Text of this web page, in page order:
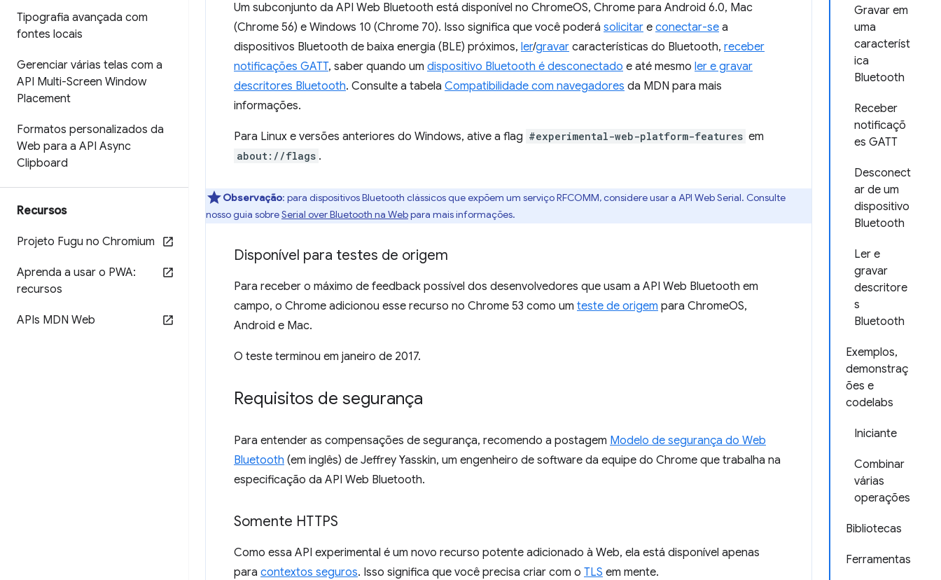
Tipografia avançada com
fontes locais
Gerenciar várias telas com a
API Multi-Screen Window
Placement
Formatos personalizados da
Web para a API Async
Clipboard
Recursos
Projeto Fugu no Chromium
Aprenda a usar o PWA:
recursos
APIs MDN Web
Gravar em
uma
característ
ica
Bluetooth
Receber
notificaçõ
es GATT
Desconect
ar de um
dispositivo
Bluetooth
Ler e
gravar
descritore
s
Bluetooth
Exemplos,
demonstraç
ões e
codelabs
Iniciante
Combinar
várias
operações
Bibliotecas
Ferramentas
Um subconjunto da API Web Bluetooth está disponível no ChromeOS, Chrome para Android 6.0, Mac
(Chrome 56) e Windows 10 (Chrome 70). Isso significa que você poderá solicitar e conectar-se a
dispositivos Bluetooth de baixa energia (BLE) próximos, ler/gravar características do Bluetooth, receber
notificações GATT, saber quando um dispositivo Bluetooth é desconectado e até mesmo ler e gravar
descritores Bluetooth. Consulte a tabela Compatibilidade com navegadores da MDN para mais
informações.
Para Linux e versões anteriores do Windows, ative a flag #experimental-web-platform-features em
about://flags .
Observação: para dispositivos Bluetooth clássicos que expõem um serviço RFCOMM, considere usar a API Web Serial. Consulte
nosso guia sobreSerial over Bluetooth na Webpara mais informações.
Disponível para testes de origem
Para receber o máximo de feedback possível dos desenvolvedores que usam a API Web Bluetooth em
campo, o Chrome adicionou esse recurso no Chrome 53 como um teste de origem para ChromeOS,
Android e Mac.
O teste terminou em janeiro de 2017.
Requisitos de segurança
Para entender as compensações de segurança, recomendo a postagem Modelo de segurança do Web
Bluetooth (em inglês) de Jeffrey Yasskin, um engenheiro de software da equipe do Chrome que trabalha na
especificação da API Web Bluetooth.
Somente HTTPS
Como essa API experimental é um novo recurso potente adicionado à Web, ela está disponível apenas
para contextos seguros. Isso significa que você precisa criar com o TLS em mente.